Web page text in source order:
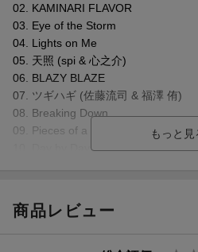
な日本カルチャーとは一線を画す、
全く新しいジャパニーズポップを世
ーマンスユニット。
アーティスト名「ZIPANG OPERA」
るようなパフォーマンスを行うこと
EDM、エレクトロ・ポップ、ミクス
様々な音楽アプローチで独特の日本(
02. KAMINARI FLAVOR
03. Eye of the Storm
04. Lights on Me
05. 天照 (spi & 心之介)
06. BLAZY BLAZE
07. ツギハギ (佐藤流司 & 福澤 侑)
08. Breaking Down
09. Pieces of a Dream
【CD】DISC 2
「ZIPANG OPERA ACT ZERO ~暁の
商品レビュー